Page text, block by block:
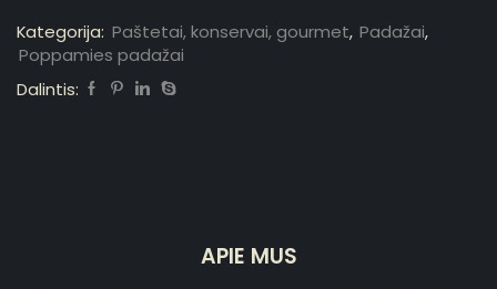
Kategorija: Paštetai, konservai, gourmet, Padažai,
Poppamies padažai
Dalintis:
APIE MUS